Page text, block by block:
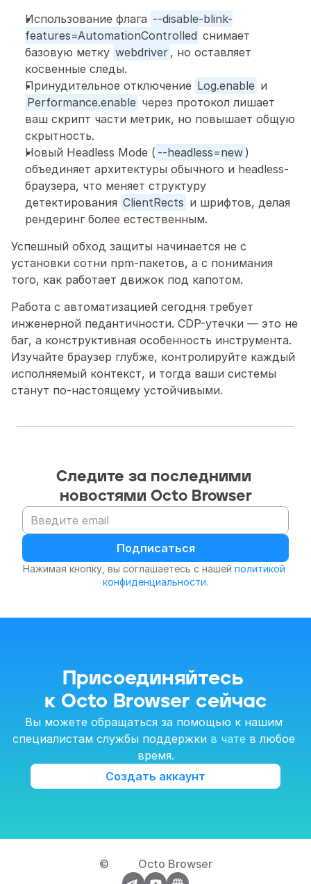
Использование флага --disable-blink-
features=AutomationControlled снимает
базовую метку webdriver , но оставляет
косвенные следы.
Принудительное отключение Log.enable
Performance.enable через протокол лишает
ваш скрипт части метрик, но повышает общую
скрытность.
Новый Headless Mode ( --headless=new )
объединяет архитектуры обычного и headless-
браузера, что меняет структуру
детектирования ClientRects и шрифтов, делая
рендеринг более естественным.
Успешный обход защиты начинается не с
установки сотни npm-пакетов, а с понимания
того, как работает движок под капотом.
Работа с автоматизацией сегодня требует
инженерной педантичности. CDP-утечки — это не
баг, а конструктивная особенность инструмента.
Изучайте браузер глубже, контролируйте каждый
исполняемый контекст, и тогда ваши системы
станут по-настоящему устойчивыми.
Следите за последними
новостями Octo Browser
Подписаться
Нажимая кнопку, вы соглашаетесь с нашей политикой
конфиденциальности.
Присоединяйтесь
к Octo Browser сейчас
Вы можете обращаться за помощью к нашим
специалистам службы поддержки в чате в любое
время.
Создать аккаунт
© Octo Browser